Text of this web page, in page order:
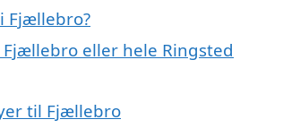
Fjællebro?
eller hele Ringsted
til Fjællebro